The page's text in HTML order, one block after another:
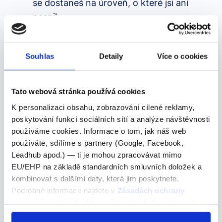
Souhlas Detaily Více o cookies
Tato webová stránka používá cookies
K personalizaci obsahu, zobrazování cílené reklamy,
poskytování funkcí sociálních sítí a analýze návštěvnosti
používáme cookies. Informace o tom, jak náš web
používáte, sdílíme s partnery (Google, Facebook,
Leadhub apod.) — ti je mohou zpracovávat mimo
EU/EHP na základě standardních smluvních doložek a
kombinovat s dalšími daty, která jim poskytnete.
Podrobné informace najdete v Zásadách ochrany
odvolat v nastavení cookies, případně se obrátit na
se dostaneš na úroveň, o které jsi ani
nesnil.
Maturitní téma obsahuje jižzpracované
„povídání“ k obhajobě, které jsme zpracovali
vedvou obtížnostech, s kterými zaručeně
Základní – jednodušší
gramatika a slovní
zásoba, pokud chceš hlavně prolézt
Pokročilá
– pokročilá gramatika a slovní
zásoba, kdybys chtěl udělat dojem
úspěch.Nech to na nás, abys mohl skládat